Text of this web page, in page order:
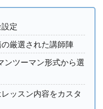
定
厳選された講師陣
ンツーマン形式から選
ッスン内容をカスタ